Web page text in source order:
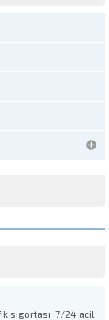
sigortası 7/24 acil